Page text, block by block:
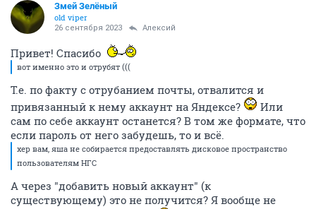
Змей Зелёный
old viper
26 сентября 2023 Алексий
Привет! Спасибо
вот именно это и отрубят (((
Т.е. по факту с отрубанием почты, отвалится и
привязанный к нему аккаунт на Яндексе?
Или
сам по себе аккаунт останется? В том же формате, что
если пароль от него забудешь, то и всё.
хер вам, яша не собирается предоставлять дисковое пространство
пользователям НГС
А через "добавить новый аккаунт" (к
существующему) это не получится? Я вообще не